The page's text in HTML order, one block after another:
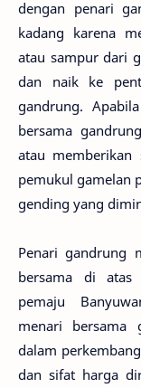
dengan penari
kadang karena
atau sampur dari
dan naik ke
gandrung.
bersama
atau memberikan
pemukul gamelan
gending yang
Penari gandrung
bersama di atas
pemaju
menari bersama
dalam
dan sifat harga